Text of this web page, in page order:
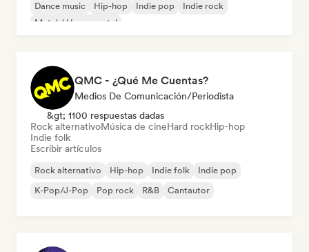
Dance music
Hip-hop Indie pop
Indie rock
Metal / Heavy metal
QMC - ¿Qué Me Cuentas?
Medios De Comunicación/Periodista
&gt; 1100 respuestas dadas
Rock alternativoMúsica de cineHard rockHip-hop
Indie folk
Escribir artículos
Rock alternativo Hip-hop Indie folk
Indie pop
K-Pop/J-Pop
Pop rock R&B Cantautor